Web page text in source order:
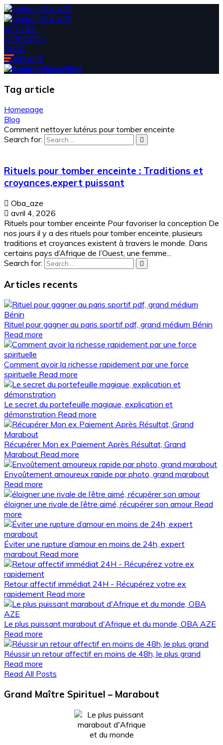
ACCUEIL
A PROPOS
BLOG
CONTACT
Rendez vous gratuit
Tag article
Homepage
Blog
Comment nettoyer lutérus pour tomber enceinte
Search for:
Rituels pour tomber enceinte : Traditions et
croyances,expert puissant
Oba_aze
avril 4, 2026
Rituels pour tomber enceinte Pour favoriser la conception De
nos jours il y a des rituels pour tomber enceinte, plusieurs
traditions et croyances existent à travers le monde. Dans
certains pays d’Afrique de I’Ouest, une femme...
Search for:
Articles recents
Rituel pour gagner au paris sportif pdf, grand médium Bénin
Read more
Comment avoir la richesse rapidement par une force
spirituelle Read more
Le secret du portefeuille magique, explication et
démonstration Read more
Récupérer Mon ex Paiement Après Résultat, Grand
Marabout Read more
Envoûtement amoureux rapide par photo, grand marabout
Read more
éloigner une rivale de l’être aimé, récupérer son amour Read
more
Éviter une rupture d’amour en moins de 24h, expert
marabout Read more
Retour affectif immédiat 24H - Récupérez votre ex
rapidement Read more
Le plus puissant marabout d'Afrique et du monde, OBA AZE
Read more
Réussir un retour affectif en moins de 48h, le plus grand
Read more
Read All Posts
Grand Maître Spirituel – Marabout